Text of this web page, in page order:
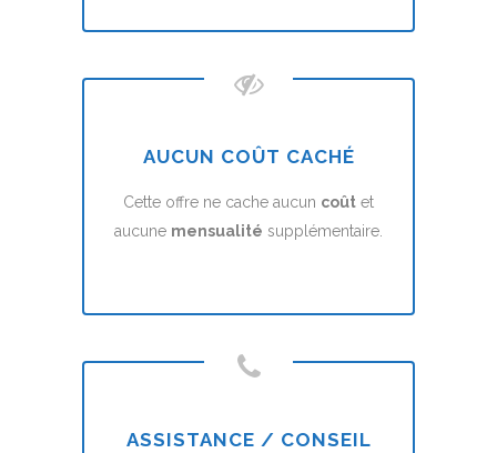
AUCUN COÛT CACHÉ
Cette offre ne cache aucun coût et
aucune mensualité supplémentaire.
ASSISTANCE / CONSEIL